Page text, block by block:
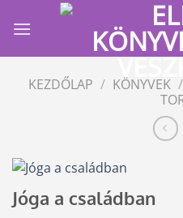
KEZDŐLAP / KÖNYVEK /
Jóga a családban